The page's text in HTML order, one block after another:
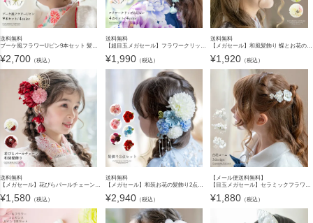
送料無料
ブーケ風フラワーUピン9本セット 髪飾り 和風 和装 卒業式 袴 七五三 成人式 振袖 造花 水引 リボン ヘアアクセサリー キッズ ジュニア レディース キャサリンコテージ TAK
¥2,700 （税込）
送料無料
【超目玉メガセール】フラワークリップ＆Uピン4点セット 髪飾り 和風 和装 卒業式 袴 七五三 成人式 振袖 造花 ヘアアクセサリー キッズ ジュニア レディース キャサリンコテージ TAK
¥1,990（税込）
送料無料
【メガセール】和風髪飾り 蝶とお花のヘアクリップ アクセサリー ヘアアクセサリー 和装アクセサリー TAK
¥1,920 （税込）
送料無料
【メガセール】花びらパールチェーン和装髪飾り キッズ 卒園式 卒業式 小学校 成人式 和風 浴衣 袴 振袖 着物 七五三 赤 白 ヘアアクセサリー クリップ キャサリンコテージ TAK
¥1,580 （税込）
送料無料
【メガセール】和装お花の髪飾り2点セット[髪飾り造花卒業式袴結婚式成人式子供大人着物振り袖ヘアアクセ TAK
¥2,940（税込）
【メール便送料無料】
【目玉メガセール】セラミックフラワーとビーズのエレガントヘアコーム キャサリンコテージ YUP12《メール便優先商品》
¥1,880 （税込）